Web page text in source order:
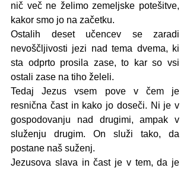
nič več ne želimo zemeljske potešitve,
kakor smo jo na začetku.
Ostalih deset učencev se zaradi
nevoščljivosti jezi nad tema dvema, ki
sta odprto prosila zase, to kar so vsi
ostali zase na tiho želeli.
Tedaj Jezus vsem pove v čem je
resnična čast in kako jo doseči. Ni je v
gospodovanju nad drugimi, ampak v
služenju drugim. On služi tako, da
postane naš suženj.
Jezusova slava in čast je v tem, da je